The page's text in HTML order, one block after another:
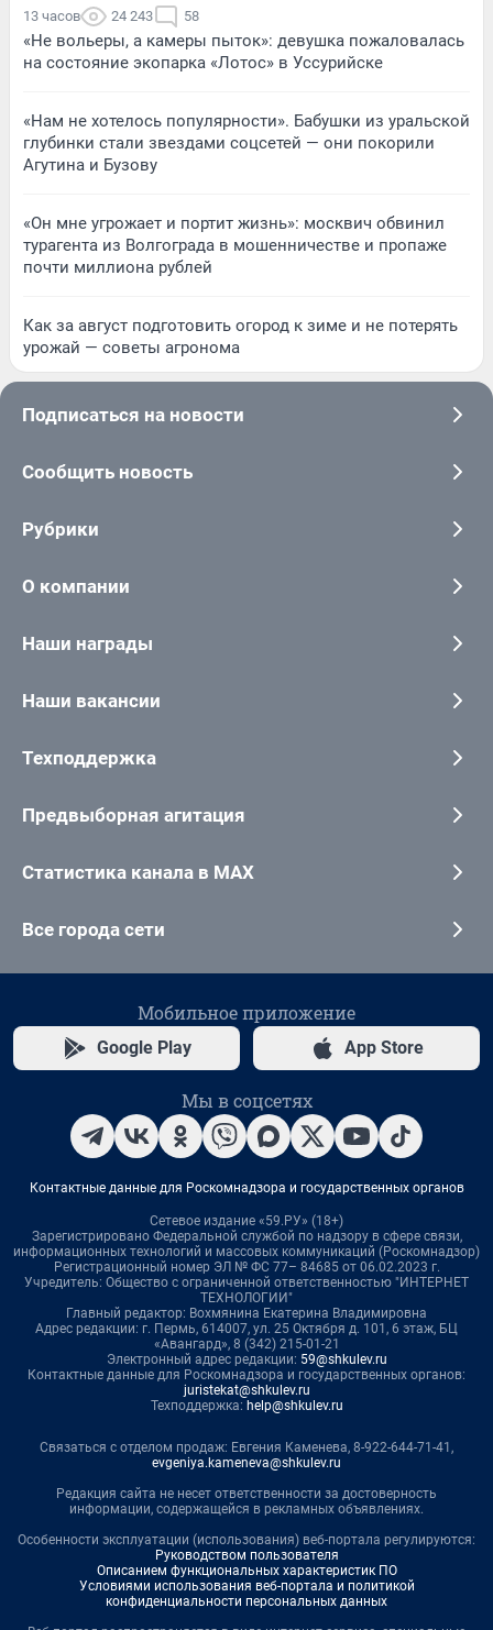
13 часов 24 243 58
«Не вольеры, а камеры пыток»: девушка пожаловалась
на состояние экопарка «Лотос» в Уссурийске
«Нам не хотелось популярности». Бабушки из уральской
глубинки стали звездами соцсетей — они покорили
Агутина и Бузову
«Он мне угрожает и портит жизнь»: москвич обвинил
турагента из Волгограда в мошенничестве и пропаже
почти миллиона рублей
Как за август подготовить огород к зиме и не потерять
урожай — советы агронома
Подписаться на новости
Сообщить новость
Рубрики
О компании
Наши награды
Наши вакансии
Техподдержка
Предвыборная агитация
Статистика канала в MAX
Все города сети
Мобильное приложение
Google Play App Store
Мы в соцсетях
Контактные данные для Роскомнадзора и государственных органов
Сетевое издание «59.РУ» (18+)
Зарегистрировано Федеральной службой по надзору в сфере связи,
информационных технологий и массовых коммуникаций (Роскомнадзор)
Регистрационный номер ЭЛ № ФС 77– 84685 от 06.02.2023 г.
Учредитель: Общество с ограниченной ответственностью "ИНТЕРНЕТ
ТЕХНОЛОГИИ"
Главный редактор: Вохмянина Екатерина Владимировна
Адрес редакции: г. Пермь, 614007, ул. 25 Октября д. 101, 6 этаж, БЦ
«Авангард», 8 (342) 215-01-21
Электронный адрес редакции: 59@shkulev.ru
Контактные данные для Роскомнадзора и государственных органов:
juristekat@shkulev.ru
Техподдержка: help@shkulev.ru
Связаться с отделом продаж: Евгения Каменева, 8-922-644-71-41,
evgeniya.kameneva@shkulev.ru
Редакция сайта не несет ответственности за достоверность
информации, содержащейся в рекламных объявлениях.
Особенности эксплуатации (использования) веб-портала регулируются:
Руководством пользователя
Описанием функциональных характеристик ПО
Условиями использования веб-портала и политикой
конфиденциальности персональных данных